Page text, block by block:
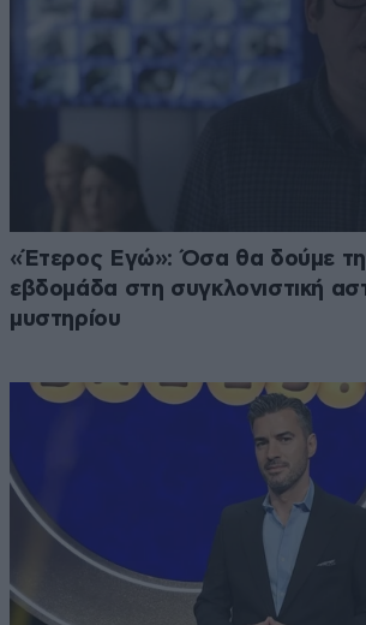
«Έτερος Εγώ»: Όσα θα δούμε
εβδομάδα στη συγκλονιστική
μυστηρίου